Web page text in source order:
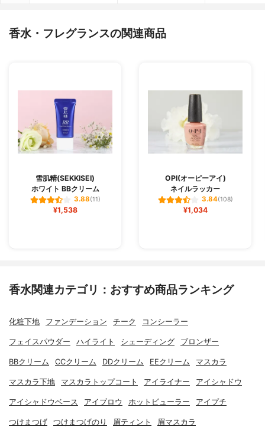
香水・フレグランスの関連商品
雪肌精(SEKKISEI)
ホワイト BBクリーム
3.88(11)
¥1,538
OPI(オーピーアイ)
ネイルラッカー
3.84(108)
¥1,034
香水関連カテゴリ：おすすめ商品ランキング
化粧下地 ファンデーション チーク コンシーラー
フェイスパウダー ハイライト シェーディング ブロンザー
BBクリーム CCクリーム DDクリーム EEクリーム マスカラ
マスカラ下地 マスカラトップコート アイライナー アイシャドウ
アイシャドウベース アイブロウ ホットビューラー アイプチ
つけまつげ つけまつげのり 眉ティント 眉マスカラ